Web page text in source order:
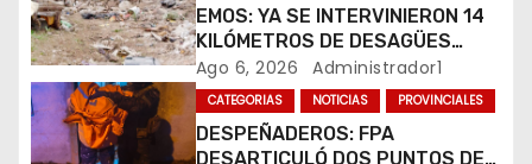
t
r
a
EMOS: YA SE INTERVINIERON 14
KILÓMETROS DE DESAGÜES
PLUVIALES
Ago 6, 2026 Administrador1
CATEGORIAS NOTICIAS PROVINCIALES
DESPEÑADEROS: FPA
DESARTICULÓ DOS PUNTOS DE